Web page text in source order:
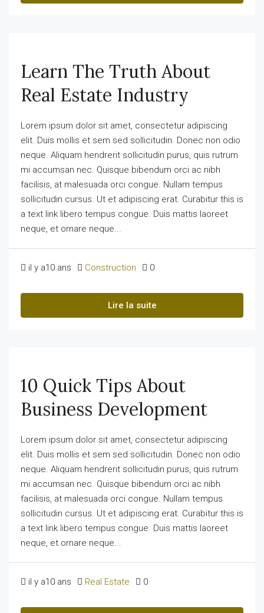
Learn The Truth About
Real Estate Industry
Lorem ipsum dolor sit amet, consectetur adipiscing
elit. Duis mollis et sem sed sollicitudin. Donec non odio
neque. Aliquam hendrerit sollicitudin purus, quis rutrum
mi accumsan nec. Quisque bibendum orci ac nibh
facilisis, at malesuada orci congue. Nullam tempus
sollicitudin cursus. Ut et adipiscing erat. Curabitur this is
a text link libero tempus congue. Duis mattis laoreet
neque, et ornare neque...
il y a10 ans Construction 0
Lire la suite
10 Quick Tips About
Business Development
Lorem ipsum dolor sit amet, consectetur adipiscing
elit. Duis mollis et sem sed sollicitudin. Donec non odio
neque. Aliquam hendrerit sollicitudin purus, quis rutrum
mi accumsan nec. Quisque bibendum orci ac nibh
facilisis, at malesuada orci congue. Nullam tempus
sollicitudin cursus. Ut et adipiscing erat. Curabitur this is
a text link libero tempus congue. Duis mattis laoreet
neque, et ornare neque...
il y a10 ans Real Estate 0